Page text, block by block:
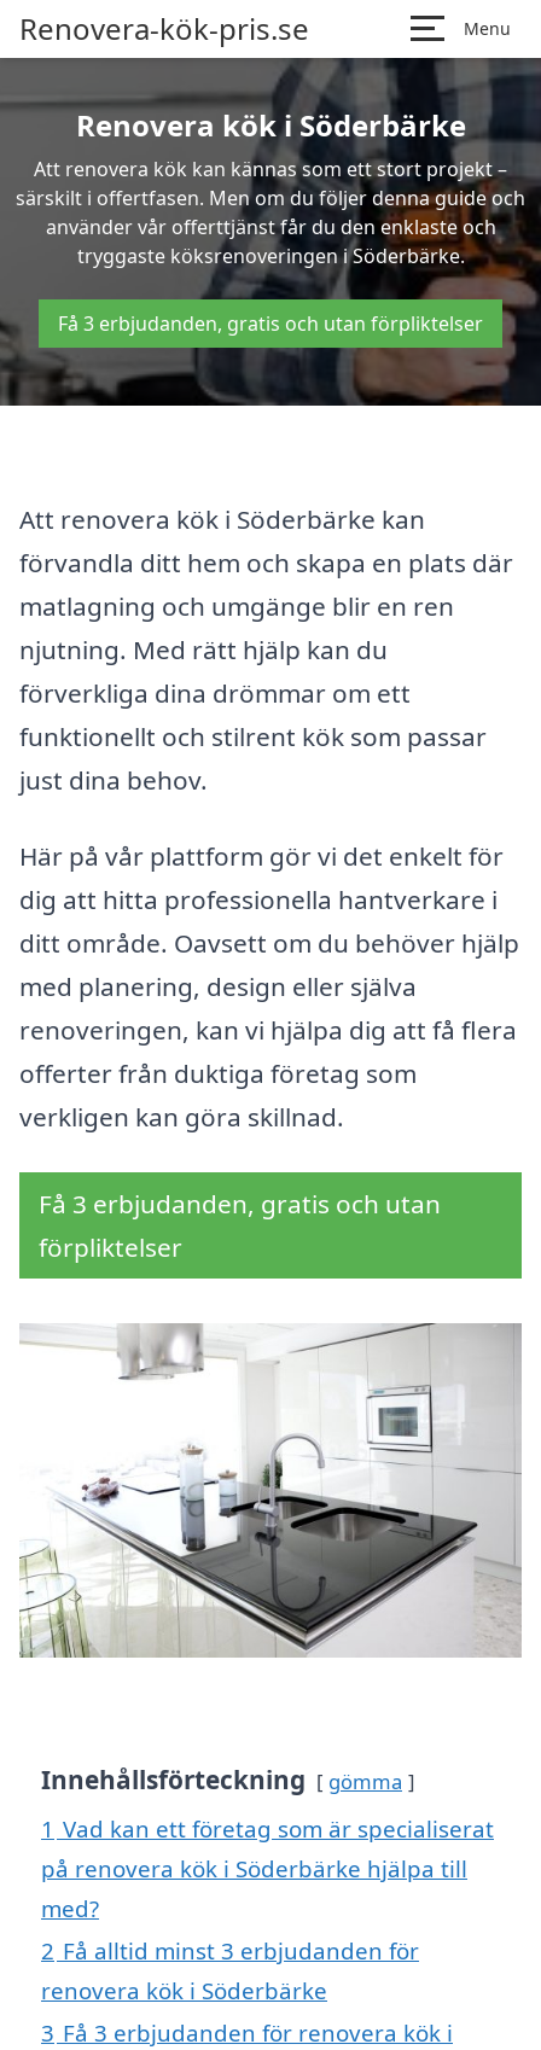
Renovera-kök-pris.se Menu
Renovera kök i Söderbärke
Att renovera kök kan kännas som ett stort projekt –
särskilt i offertfasen. Men om du följer denna guide och
använder vår offerttjänst får du den enklaste och
tryggaste köksrenoveringen i Söderbärke.
Få 3 erbjudanden, gratis och utan förpliktelser
Att renovera kök i Söderbärke kan
förvandla ditt hem och skapa en plats där
matlagning och umgänge blir en ren
njutning. Med rätt hjälp kan du
förverkliga dina drömmar om ett
funktionellt och stilrent kök som passar
just dina behov.
Här på vår plattform gör vi det enkelt för
dig att hitta professionella hantverkare i
ditt område. Oavsett om du behöver hjälp
med planering, design eller själva
renoveringen, kan vi hjälpa dig att få flera
offerter från duktiga företag som
verkligen kan göra skillnad.
Få 3 erbjudanden, gratis och utan
förpliktelser
Innehållsförteckning gömma
1 Vad kan ett företag som är specialiserat
på renovera kök i Söderbärke hjälpa till
med?
2 Få alltid minst 3 erbjudanden för
renovera kök i Söderbärke
3 Få 3 erbjudanden för renovera kök i